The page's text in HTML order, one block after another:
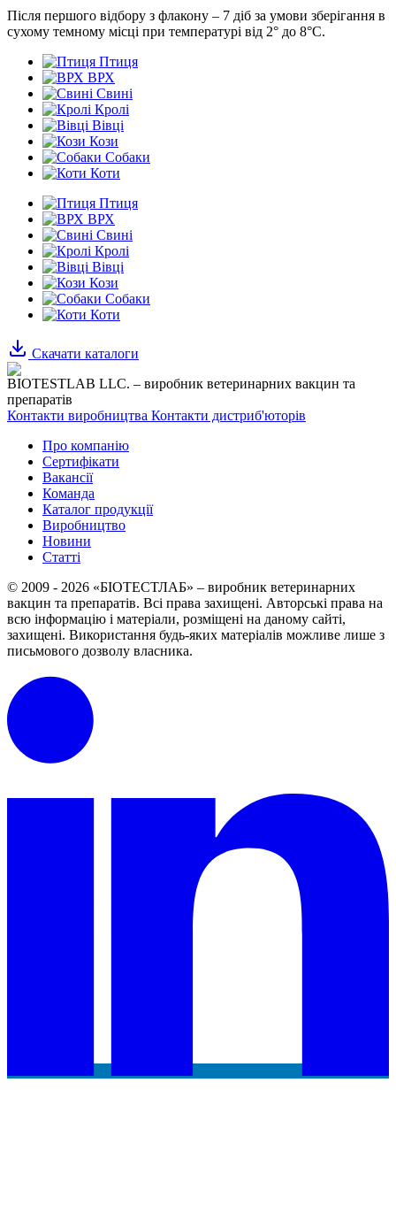
Після першого відбору з флакону – 7 діб за умови зберігання в
сухому темному місці при температурі від 2° до 8°С.
Птиця
ВРХ
Свині
Кролі
Вівці
Кози
Собаки
Коти
Птиця
ВРХ
Свині
Кролі
Вівці
Кози
Собаки
Коти
Скачати каталоги
BIOTESTLAB LLC. – виробник ветеринарних вакцин та
препаратів
Контакти виробництва Контакти дистриб'юторів
Про компанію
Сертифікати
Вакансії
Команда
Каталог продукції
Виробництво
Новини
Статті
© 2009 - 2026 «БІОТЕСТЛАБ» – виробник ветеринарних
вакцин та препаратів. Всі права захищені. Авторські права на
всю інформацію і матеріали, розміщені на даному сайті,
захищені. Використання будь-яких матеріалів можливе лише з
письмового дозволу власника.